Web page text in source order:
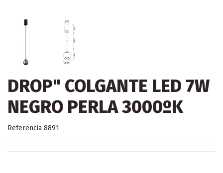
DROP" COLGANTE LED 7W
NEGRO PERLA 3000ºK
Referencia 8891